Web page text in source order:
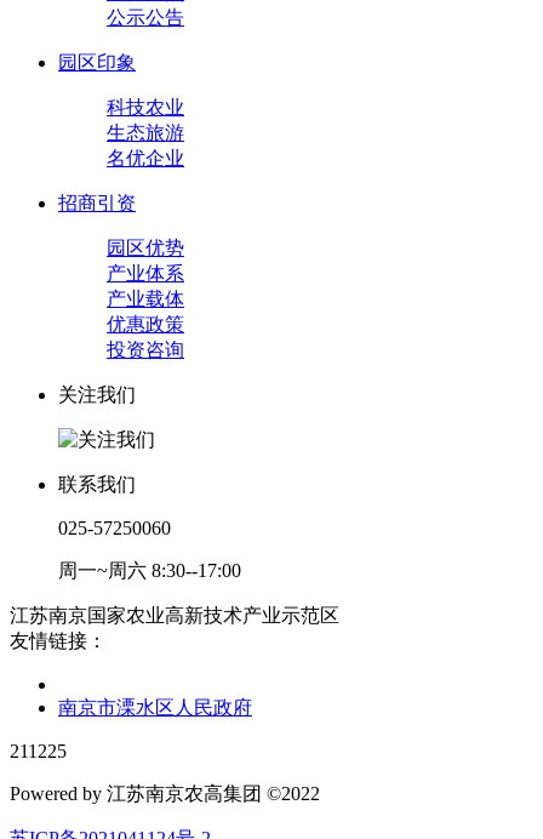
公示公告
园区印象
科技农业
生态旅游
名优企业
招商引资
园区优势
产业体系
产业载体
优惠政策
投资咨询
关注我们
联系我们
025-57250060
周一~周六 8:30--17:00
江苏南京国家农业高新技术产业示范区
友情链接：
南京市溧水区人民政府
211225
Powered by 江苏南京农高集团 ©2022